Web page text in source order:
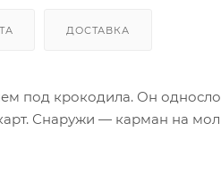
ДОСТАВКА
под крокодила. Он
Снаружи — карман на